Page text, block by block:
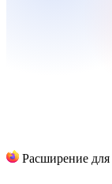
Расширение для